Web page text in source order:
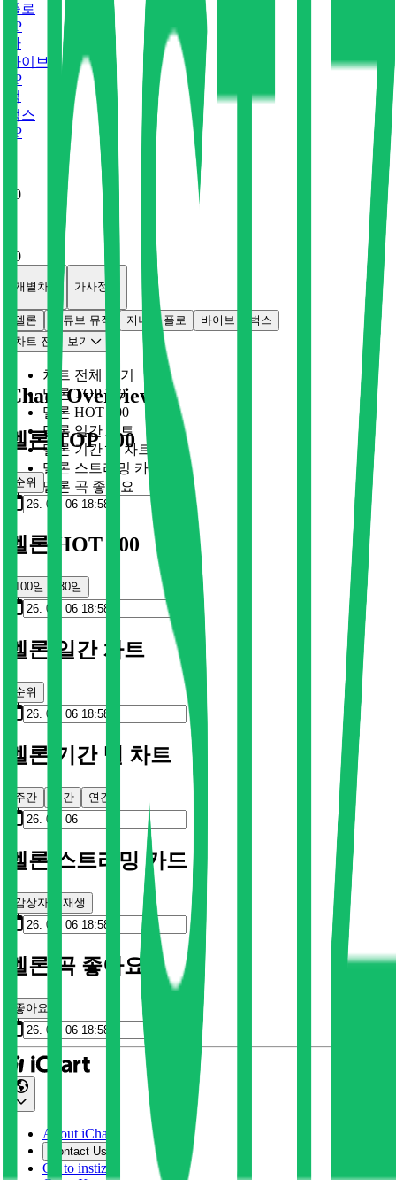
플로
P
바
바이브
P
벅
벅스
P
0
0
개별차트 가사정보
멜론 유튜브 뮤직 지니 플로 바이브
벅스
차트 전체 보기
차트 전체 보기
멜론 TOP 100
멜론 HOT 100
멜론 일간 차트
멜론 기간 별 차트
멜론 스트리밍 카드
멜론 곡 좋아요
Chart Overview
멜론 TOP 100
순위
멜론 HOT 100
100일 30일
멜론 일간 차트
순위
멜론 기간 별 차트
주간 월간 연간
멜론 스트리밍 카드
감상자 재생
멜론 곡 좋아요
좋아요
About iChart
Contact Us
Go to instiz